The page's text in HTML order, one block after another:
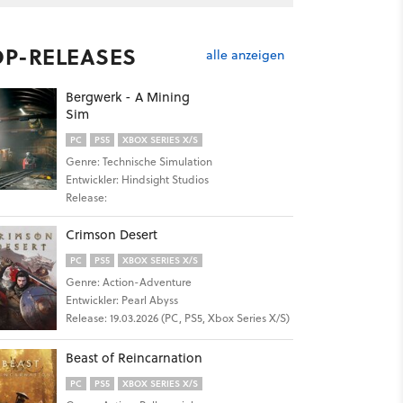
RELEASES alle anzeigen
Bergwerk - A Mining
Sim
PC PS5 XBOX SERIES X/S
Genre: Technische Simulation
Entwickler: Hindsight Studios
Release:
Crimson Desert
PC PS5 XBOX SERIES X/S
Genre: Action-Adventure
Entwickler: Pearl Abyss
Release: 19.03.2026 (PC, PS5, Xbox Series X/S)
Beast of Reincarnation
PC PS5 XBOX SERIES X/S